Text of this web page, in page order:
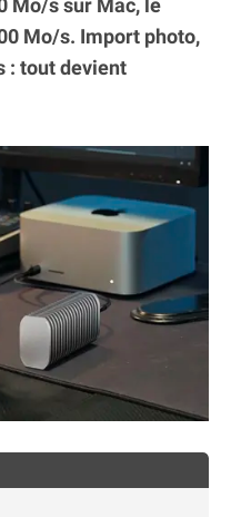
Mo/s sur Mac, le
Mo/s. Import photo,
: tout devient